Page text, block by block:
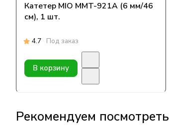
Катетер MIO MMT-921А (6 мм/46
см), 1 шт.
4.7 Под заказ
В корзину
Рекомендуем посмотреть